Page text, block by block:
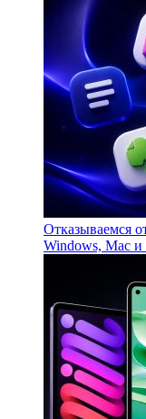
Отказываемся
Windows, Mac и